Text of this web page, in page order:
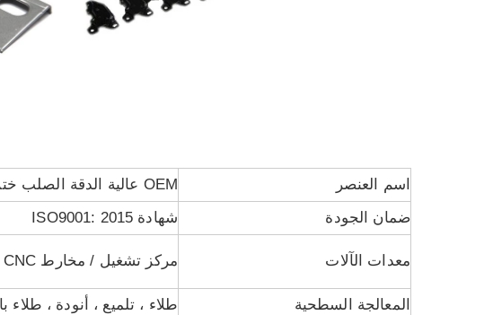
اسم العنصر
OEM عالية الدقة الصلب ختم اكسسوارات السيارات لأجزاء القوس
ضمان الجودة
شهادة ISO9001: 2015
معدات الآلات مركز تشغيل / مخارط CNC / آلات طحن / آلات طحن / مخارط / آلات ختم / مخرطة أوتوماتيكية كاملة / إلخ.
المعالجة السطحية
طلاء ، تلميع ، أنودة ، طلاء